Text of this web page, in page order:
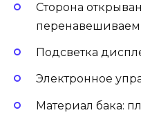
Сторона
Подсветка
Электронное
Материал бака: